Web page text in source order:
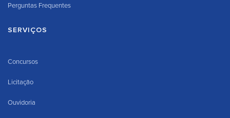
Perguntas Frequentes
SERVIÇOS
Concursos
Licitação
Ouvidoria